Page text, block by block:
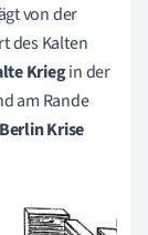
von der
des Kalten
Kriegin der
am Rande
Krise